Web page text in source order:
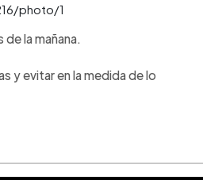
photo/1
la mañana.
y evitar en la medida de lo